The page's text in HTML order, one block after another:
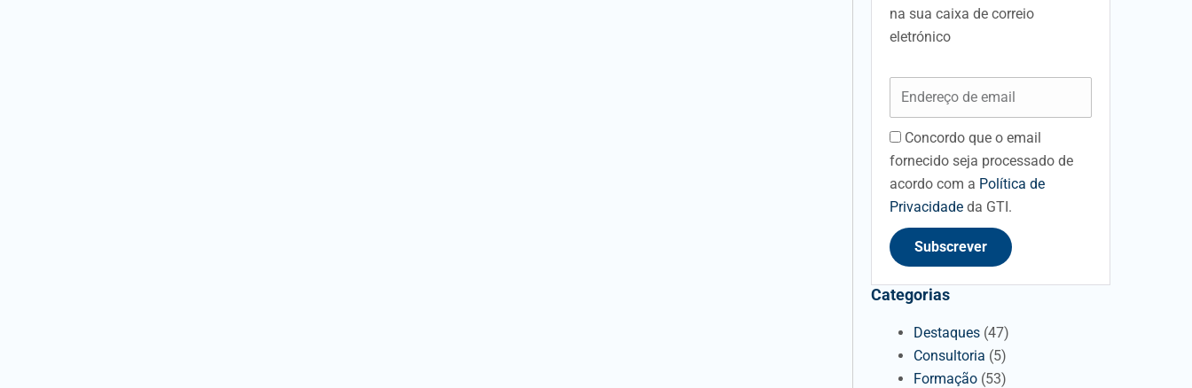
na sua caixa de correio
eletrónico
acceptancefieldid
Concordo que o email
fornecido seja processado de
acordo com a Política de
Privacidade da GTI.
Subscrever
Categorias
Destaques (47)
Consultoria (5)
Formação (53)